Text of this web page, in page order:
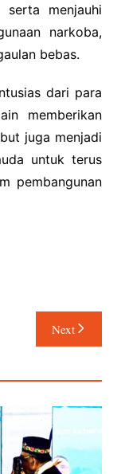
menjauhi
narkoba,
bebas.
dari para
memberikan
juga menjadi
untuk terus
pembangunan
Next